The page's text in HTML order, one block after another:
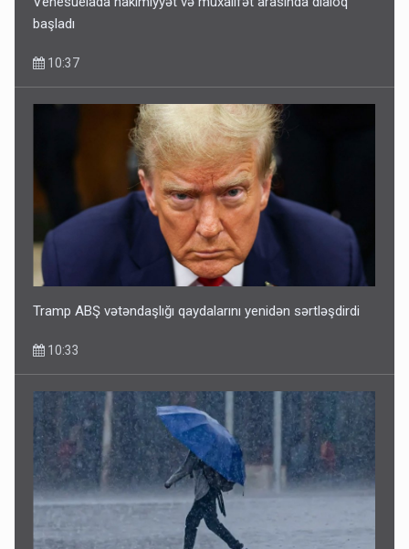
başladı
10:37
Tramp ABŞ vətəndaşlığı qaydalarını yenidən sərtləşdirdi
10:33